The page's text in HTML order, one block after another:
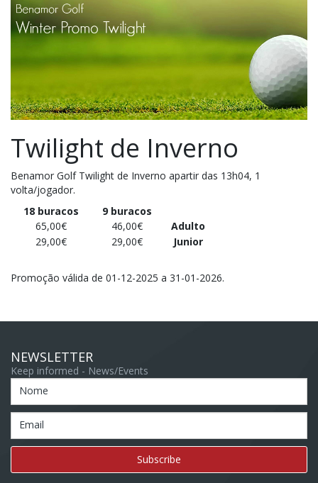
Twilight de Inverno
Benamor Golf Twilight de Inverno apartir das 13h04, 1
volta/jogador.
18 buracos
9 buracos
65,00€
46,00€
Adulto
29,00€
29,00€ Junior
Promoção válida de 01-12-2025 a 31-01-2026.
NEWSLETTER
Keep informed - News/Events
Nome
Email